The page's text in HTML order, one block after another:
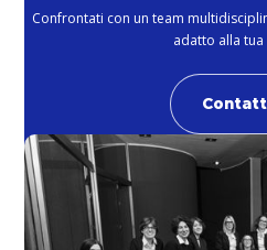
Confrontati con un team
adatto alla